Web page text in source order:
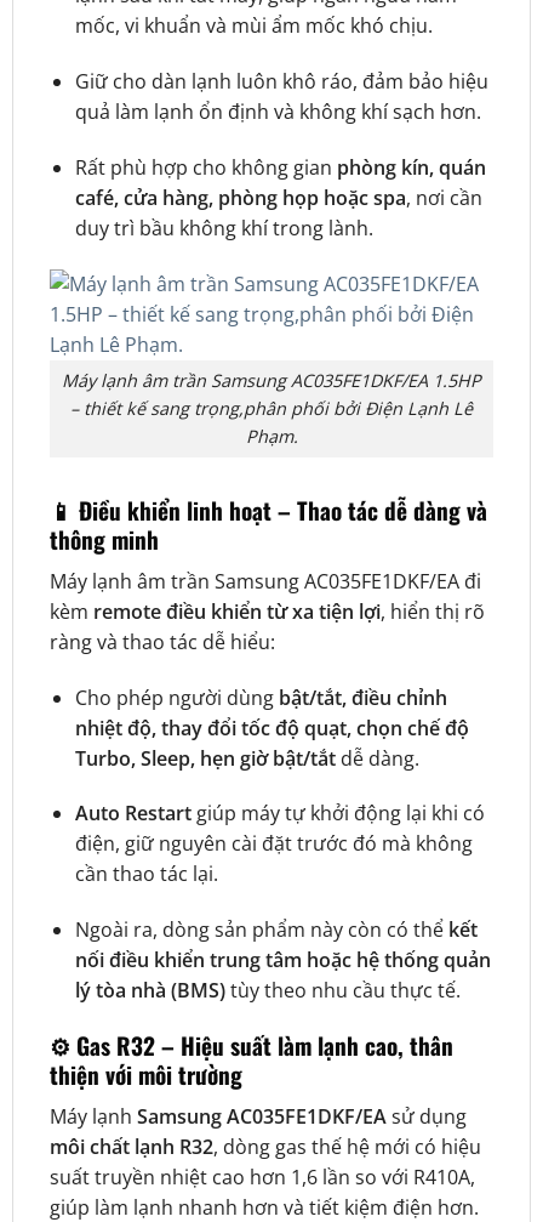
mốc, vi khuẩn và mùi ẩm mốc khó chịu.
Giữ cho dàn lạnh luôn khô ráo, đảm bảo hiệu
quả làm lạnh ổn định và không khí sạch hơn.
Rất phù hợp cho không gian phòng kín, quán
café, cửa hàng, phòng họp hoặc spa, nơi cần
duy trì bầu không khí trong lành.
Máy lạnh âm trần Samsung AC035FE1DKF/EA 1.5HP
– thiết kế sang trọng,phân phối bởi Điện Lạnh Lê
Phạm.
📱 Điều khiển linh hoạt – Thao tác dễ dàng và
thông minh
Máy lạnh âm trần Samsung AC035FE1DKF/EA đi
kèm remote điều khiển từ xa tiện lợi, hiển thị rõ
ràng và thao tác dễ hiểu:
Cho phép người dùng bật/tắt, điều chỉnh
nhiệt độ, thay đổi tốc độ quạt, chọn chế độ
Turbo, Sleep, hẹn giờ bật/tắtdễ dàng.
Auto Restartgiúp máy tự khởi động lại khi có
điện, giữ nguyên cài đặt trước đó mà không
cần thao tác lại.
Ngoài ra, dòng sản phẩm này còn có thể kết
nối điều khiển trung tâm hoặc hệ thống quản
lý tòa nhà (BMS)tùy theo nhu cầu thực tế.
⚙️ Gas R32 – Hiệu suất làm lạnh cao, thân
thiện với môi trường
Máy lạnh Samsung AC035FE1DKF/EAsử dụng
môi chất lạnh R32, dòng gas thế hệ mới có hiệu
suất truyền nhiệt cao hơn 1,6 lần so với R410A,
giúp làm lạnh nhanh hơn và tiết kiệm điện hơn.